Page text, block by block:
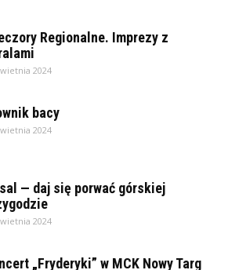
Regionalne. Imprezy z
2024
bacy
2024
— daj się porwać górskiej
2024
„Fryderyki” w MCK Nowy Targ